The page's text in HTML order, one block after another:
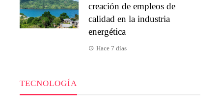
creación de empleos de
calidad en la industria
energética
Hace 7 días
TECNOLOGÍA